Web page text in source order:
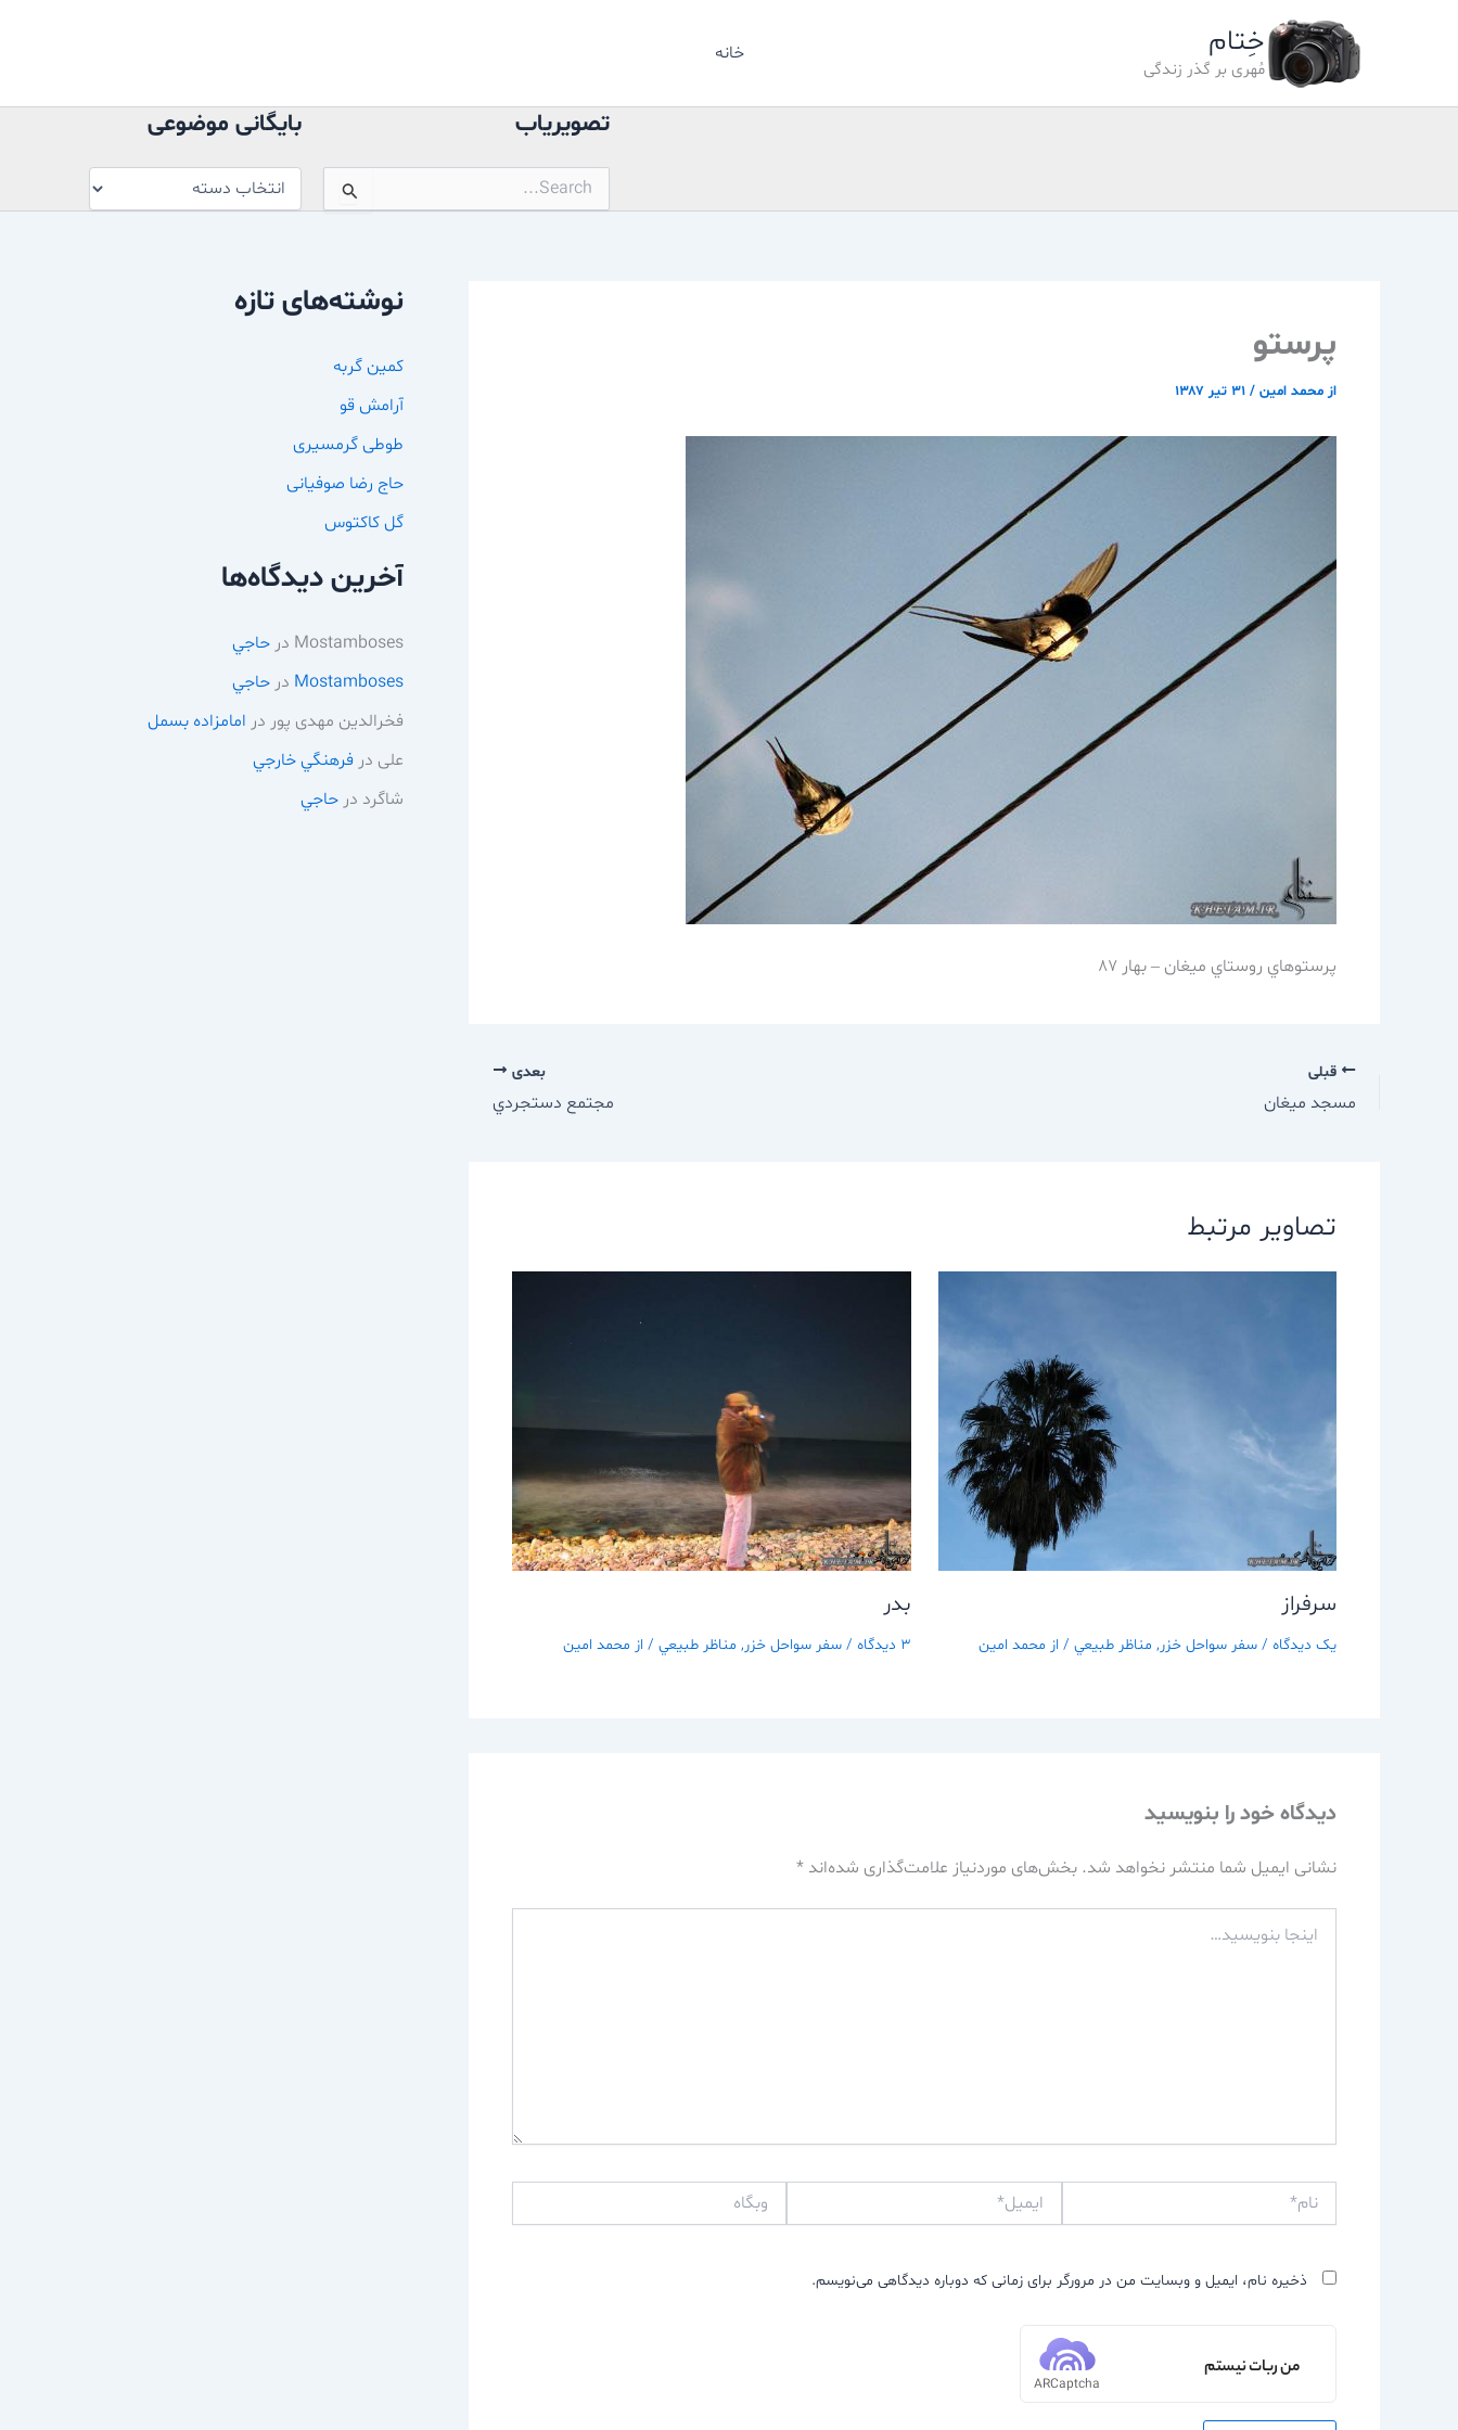
خِتام
مُهری بر گذر زندگی
خانه
تصویریاب
جستجو
برای:
بایگانی موضوعی
پرستو
از محمد امین / ۳۱ تیر ۱۳۸۷
پرستوهاي روستاي ميغان – بهار 87
قبلی
مسجد ميغان
بعدی
مجتمع دستجردي
تصاویر مرتبط
سرفراز
یک دیدگاه / سفر سواحل خزر, مناظر طبيعي / از محمد امین
بدر
3 دیدگاه /سفر سواحل خزر, مناظر طبيعي / از محمد امین
دیدگاه‌ خود را بنویسید
نشانی ایمیل شما منتشر نخواهد شد. بخش‌های موردنیاز علامت‌گذاری شده‌اند *
بنویسید…
ذخیره نام، ایمیل و وبسایت من در مرورگر برای زمانی که دوباره دیدگاهی می‌نویسم.
من ربات نیستم
ARCaptcha
نوشته‌های تازه
کمین گربه
آرامش قو
طوطی گرمسیری
حاج رضا صوفیانی
گل کاکتوس
آخرین دیدگاه‌ها
Mostamboses در حاجي
Mostamboses در حاجي
فخرالدین مهدی پور در امامزاده بسمل
علی در فرهنگي خارجي
شاگرد در حاجي